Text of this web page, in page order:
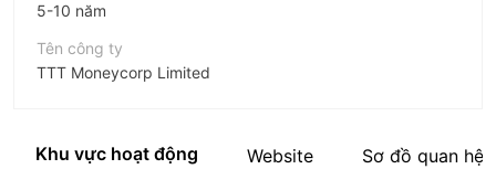
5-10 năm
Tên công ty
TTT Moneycorp Limited
Khu vực hoạt động Website Sơ đồ quan hệ